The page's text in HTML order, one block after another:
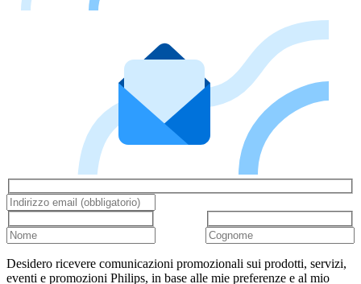
Desidero ricevere comunicazioni promozionali sui prodotti, servizi,
eventi e promozioni Philips, in base alle mie preferenze e al mio